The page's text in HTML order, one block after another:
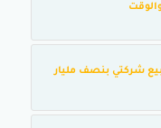
شركتي بنصف مليار